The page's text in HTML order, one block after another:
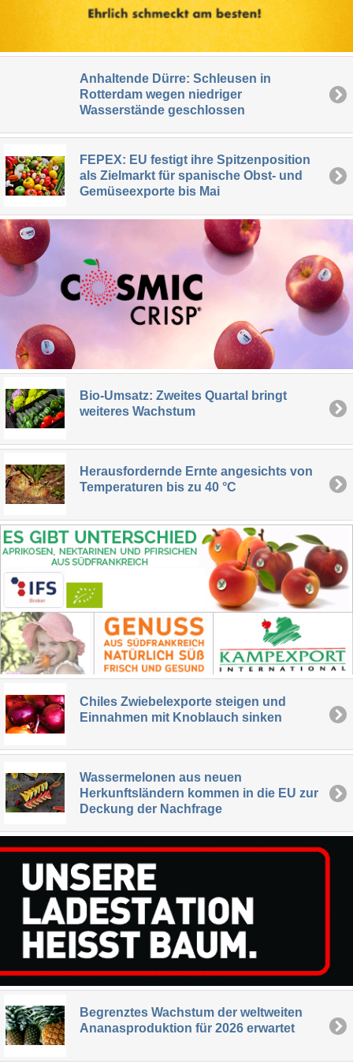
Anhaltende Dürre: Schleusen in
Rotterdam wegen niedriger
Wasserstände geschlossen
FEPEX: EU festigt ihre Spitzenposition
als Zielmarkt für spanische Obst- und
Gemüseexporte bis Mai
Bio-Umsatz: Zweites Quartal bringt
weiteres Wachstum
Herausfordernde Ernte angesichts von
Temperaturen bis zu 40 °C
Chiles Zwiebelexporte steigen und
Einnahmen mit Knoblauch sinken
Wassermelonen aus neuen
Herkunftsländern kommen in die EU zur
Deckung der Nachfrage
Begrenztes Wachstum der weltweiten
Ananasproduktion für 2026 erwartet